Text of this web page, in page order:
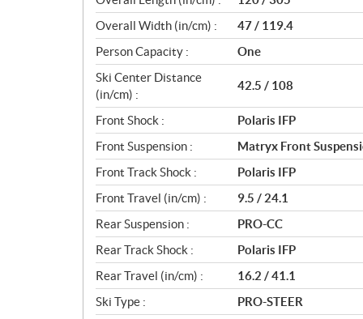
Overall Width (in/cm) :
47 / 119.4
Person Capacity :
One
Ski Center Distance
(in/cm) :
42.5 / 108
Front Shock :
Polaris IFP
Front Suspension :
Matryx Front
Front Track Shock :
Polaris IFP
Front Travel (in/cm) :
9.5 / 24.1
Rear Suspension :
PRO-CC
Rear Track Shock :
Polaris IFP
Rear Travel (in/cm) :
16.2 / 41.1
Ski Type :
PRO-STEER